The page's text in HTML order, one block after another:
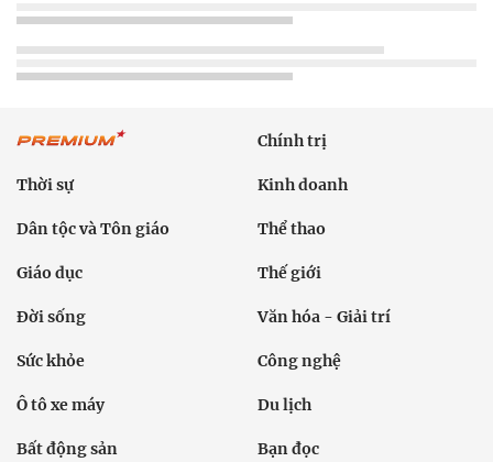
Chính trị
Thời sự Kinh doanh
Dân tộc và Tôn giáo Thể thao
Giáo dục Thế giới
Đời sống Văn hóa - Giải trí
Sức khỏe Công nghệ
Ô tô xe máy Du lịch
Bất động sản Bạn đọc